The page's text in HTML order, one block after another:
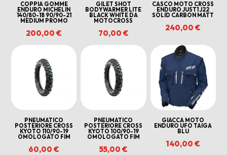
COPPIA GOMME
ENDURO MICHELIN
140/80-18 90/90-21
MEDIUM PROMO
200,00€
GILET SHOT
BODYWARMER LITE
BLACK WHITE DA
MOTOCROSS
70,00 €
CASCO MOTO CROSS
ENDURO JUST1 J22
SOLID CARBON MATT
240,00€
PNEUMATICO
POSTERIORE CROSS
KYOTO 110/90-19
OMOLOGATO FIM
60,00€
PNEUMATICO
POSTERIORE CROSS
KYOTO 100/90-19
OMOLOGATO FIM
55,00 €
GIACCA MOTO
ENDURO UFO TAIGA
BLU
140,00€